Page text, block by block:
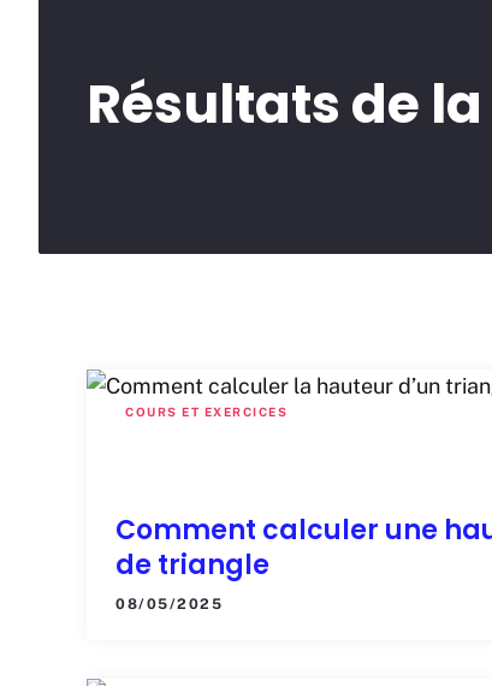
Résultats de
COURS ET EXERCICES
Comment calculer une
de triangle
08/05/2025